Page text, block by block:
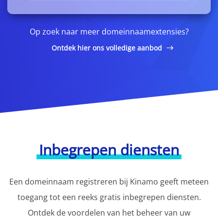
Op zoek naar meer domeinnaamextensies?
Ontdek hier ons volledige aanbod
Inbegrepen diensten
Een domeinnaam registreren bij Kinamo geeft meteen
toegang tot een reeks gratis inbegrepen diensten.
Ontdek de voordelen van het beheer van uw